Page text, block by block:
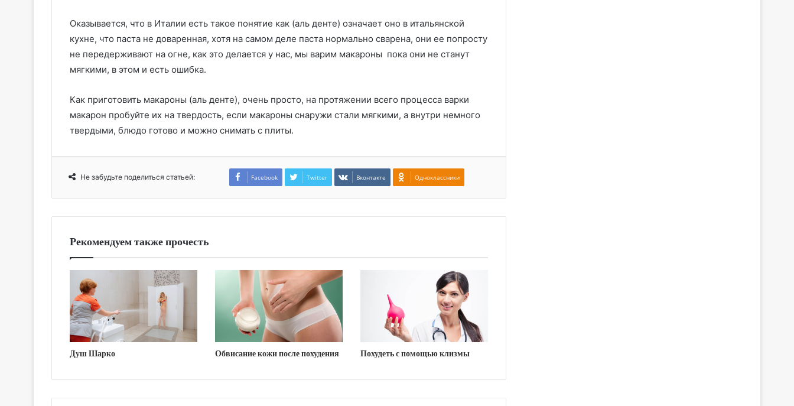
Оказывается, что в Италии есть такое понятие как (аль денте) означает оно в итальянской
кухне, что паста не доваренная, хотя на самом деле паста нормально сварена, они ее попросту
не передерживают на огне, как это делается у нас, мы варим макароны пока они не станут
мягкими, в этом и есть ошибка.
Как приготовить макароны (аль денте), очень просто, на протяжении всего процесса варки
макарон пробуйте их на твердость, если макароны снаружи стали мягкими, а внутри немного
твердыми, блюдо готово и можно снимать с плиты.
Не забудьте поделиться статьей: Facebook Twitter Вконтакте Одноклассники
Рекомендуем также прочесть
Душ Шарко Обвисание кожи после похудения Похудеть с помощью клизмы